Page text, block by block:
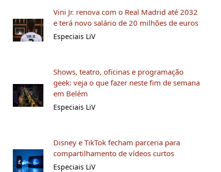
Vini Jr. renova com o Real Madrid até 2032
e terá novo salário de 20 milhões de euros
Especiais LiV
Shows, teatro, oficinas e programação
geek: veja o que fazer neste fim de semana
em Belém
Especiais LiV
Disney e TikTok fecham parceria para
compartilhamento de vídeos curtos
Especiais LiV